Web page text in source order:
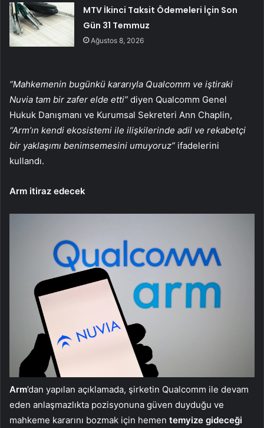
MTV İkinci Taksit Ödemeleri İçin Son
Gün 31 Temmuz
Ağustos 8, 2026
“Mahkemenin bugünkü kararıyla Qualcomm ve iştiraki
Nuvia tam bir zafer elde etti” diyen Qualcomm Genel
Hukuk Danışmanı ve Kurumsal Sekreteri Ann Chaplin,
“Arm’ın kendi ekosistemi ile ilişkilerinde adil ve rekabetçi
bir yaklaşımı benimsemesini umuyoruz” ifadelerini
kullandı.
Arm itiraz edecek
Arm’dan yapılan açıklamada, şirketin Qualcomm ile devam
eden anlaşmazlıkta pozisyonuna güven duyduğu ve
mahkeme kararını bozmak için hemen temyize gideceği